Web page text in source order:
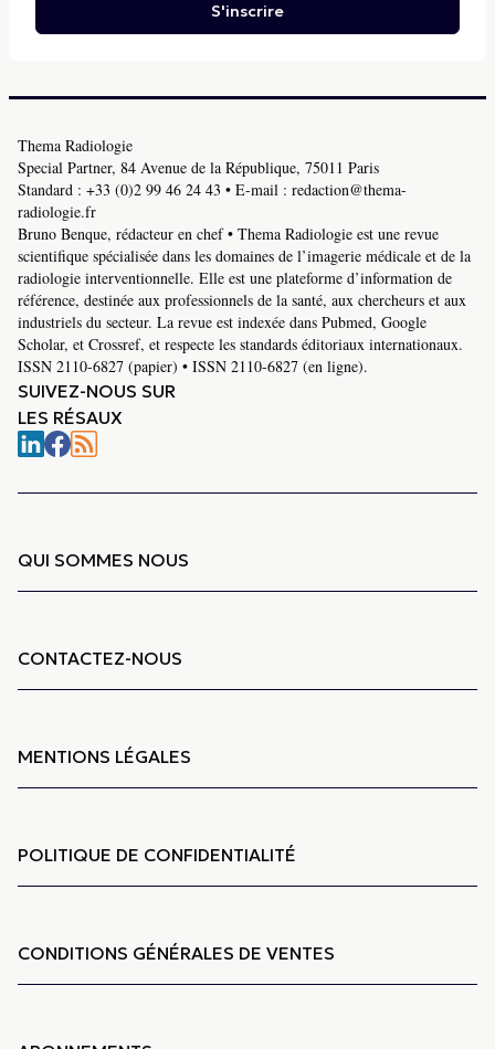
S'inscrire
Thema Radiologie
Special Partner, 84 Avenue de la République, 75011 Paris
Standard : +33 (0)2 99 46 24 43 • E-mail : redaction@thema-
radiologie.fr
Bruno Benque, rédacteur en chef • Thema Radiologie est une revue
scientifique spécialisée dans les domaines de l’imagerie médicale et de la
radiologie interventionnelle. Elle est une plateforme d’information de
référence, destinée aux professionnels de la santé, aux chercheurs et aux
industriels du secteur. La revue est indexée dans Pubmed, Google
Scholar, et Crossref, et respecte les standards éditoriaux internationaux.
ISSN 2110-6827 (papier) • ISSN 2110-6827 (en ligne).
SUIVEZ-NOUS SUR
LES RÉSAUX
QUI SOMMES NOUS
CONTACTEZ-NOUS
MENTIONS LÉGALES
POLITIQUE DE CONFIDENTIALITÉ
CONDITIONS GÉNÉRALES DE VENTES